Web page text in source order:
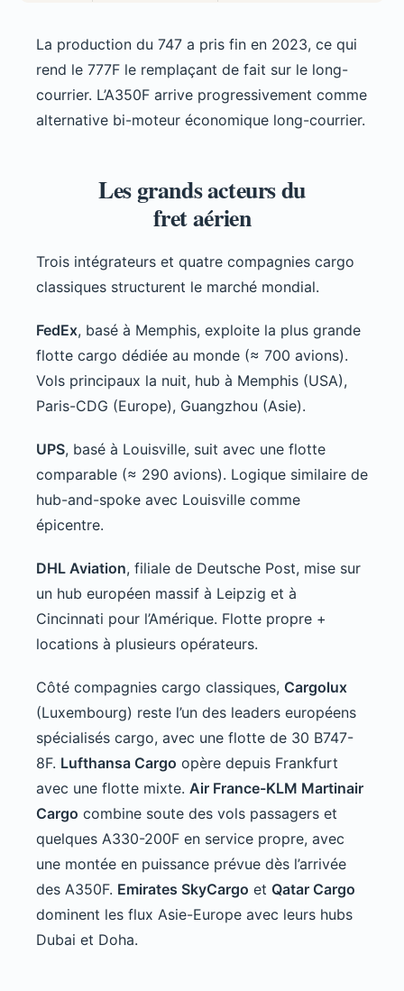
La production du 747 a pris fin en 2023, ce qui
rend le 777F le remplaçant de fait sur le long-
courrier. L’A350F arrive progressivement comme
alternative bi-moteur économique long-courrier.
Les grands acteurs du
fret aérien
Trois intégrateurs et quatre compagnies cargo
classiques structurent le marché mondial.
FedEx, basé à Memphis, exploite la plus grande
flotte cargo dédiée au monde (≈ 700 avions).
Vols principaux la nuit, hub à Memphis (USA),
Paris-CDG (Europe), Guangzhou (Asie).
UPS, basé à Louisville, suit avec une flotte
comparable (≈ 290 avions). Logique similaire de
hub-and-spoke avec Louisville comme
épicentre.
DHL Aviation, filiale de Deutsche Post, mise sur
un hub européen massif à Leipzig et à
Cincinnati pour l’Amérique. Flotte propre +
locations à plusieurs opérateurs.
Côté compagnies cargo classiques, Cargolux
(Luxembourg) reste l’un des leaders européens
spécialisés cargo, avec une flotte de 30 B747-
8F. Lufthansa Cargo opère depuis Frankfurt
avec une flotte mixte. Air France-KLM Martinair
Cargo combine soute des vols passagers et
quelques A330-200F en service propre, avec
une montée en puissance prévue dès l’arrivée
des A350F. Emirates SkyCargo et Qatar Cargo
dominent les flux Asie-Europe avec leurs hubs
Dubai et Doha.